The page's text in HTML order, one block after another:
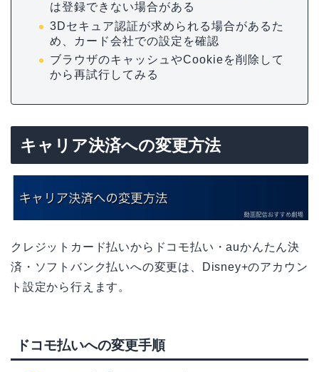
は登録できない場合がある
3Dセキュア認証が求められる場合があるた
め、カード会社での設定を確認
ブラウザのキャッシュやCookieを削除して
から再試行してみる
キャリア決済への変更方法
クレジットカード払いからドコモ払い・auかんたん決
済・ソフトバンク払いへの変更は、Disney+のアカウン
ト設定から行えます。
ドコモ払いへの変更手順